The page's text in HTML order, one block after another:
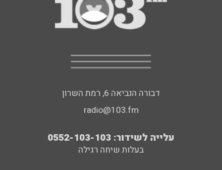
דבורה הנביאה 6, רמת השרון
radio@103.fm
עלייה לשידור: 0552-103-103
בעלות שיחה רגילה